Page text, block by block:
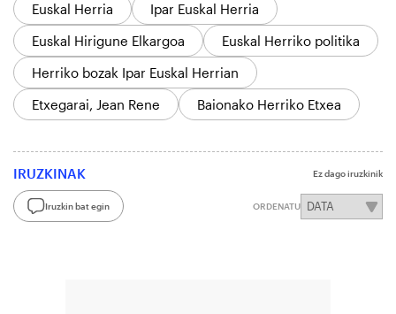
Euskal Herria
Ipar Euskal Herria
Euskal Hirigune Elkargoa
Euskal Herriko politika
Herriko bozak Ipar Euskal Herrian
Etxegarai, Jean Rene
Baionako Herriko Etxea
IRUZKINAK Ez dago iruzkinik
Iruzkin bat egin ORDENATU